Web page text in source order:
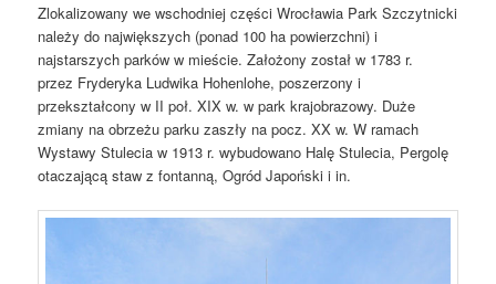
Zlokalizowany we wschodniej części Wrocławia Park Szczytnicki
należy do największych (ponad 100 ha powierzchni) i
najstarszych parków w mieście. Założony został w 1783 r.
przez Fryderyka Ludwika Hohenlohe, poszerzony i
przekształcony w II poł. XIX w. w park krajobrazowy. Duże
zmiany na obrzeżu parku zaszły na pocz. XX w. W ramach
Wystawy Stulecia w 1913 r. wybudowano Halę Stulecia, Pergolę
otaczającą staw z fontanną, Ogród Japoński i in.